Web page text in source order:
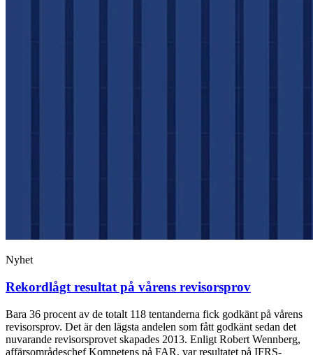
Nyhet
Rekordlågt resultat på vårens revisorsprov
Bara 36 procent av de totalt 118 tentanderna fick godkänt på vårens
revisorsprov. Det är den lägsta andelen som fått godkänt sedan det
nuvarande revisorsprovet skapades 2013. Enligt Robert Wennberg,
affärsområdeschef Kompetens på FAR, var resultatet på IFRS-